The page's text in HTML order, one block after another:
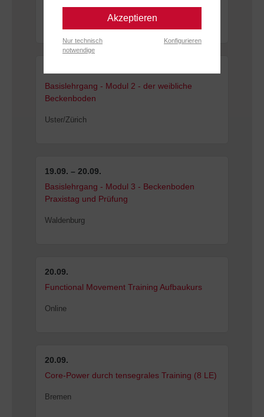
Basislehrgang - Modul 2 - der weibliche
Beckenboden
Uster/Zürich
19.09. – 20.09.
Basislehrgang - Modul 3 - Beckenboden
Praxistag und Prüfung
Waldenburg
20.09.
Functional Movement Training Aufbaukurs
Online
20.09.
Core-Power durch tensegrales Training (8 LE)
Bremen
Akzeptieren
Nur technisch
notwendige
Konfigurieren